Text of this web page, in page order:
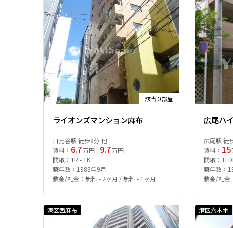
該当0部屋
ライオンズマンション麻布
日比谷駅 徒歩8分 他
賃料： 6.7 万円 - 9.7 万円
間取：1R - 1K
築年数：1983年9月
敷金/礼金：無料 - 2ヶ月 / 無料 - 1ヶ月
広尾ハ
広尾駅 徒
賃料： 15
間取：
築年数：
敷金/礼金
港区西麻布 港区六本木